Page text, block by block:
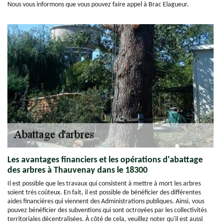
Nous vous informons que vous pouvez faire appel à Brac Elagueur.
Les avantages financiers et les opérations d'abattage
des arbres à Thauvenay dans le 18300
Il est possible que les travaux qui consistent à mettre à mort les arbres
soient très coûteux. En fait, il est possible de bénéficier des différentes
aides financières qui viennent des Administrations publiques. Ainsi, vous
pouvez bénéficier des subventions qui sont octroyées par les collectivités
territoriales décentralisées. À côté de cela, veuillez noter qu'il est aussi